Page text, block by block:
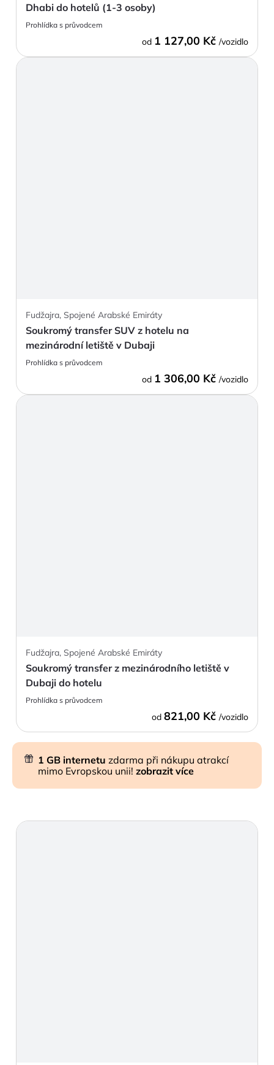
Dhabi do hotelů (1-3 osoby)
Prohlídka s průvodcem
od 1 127,00 Kč /vozidlo
Fudžajra, Spojené Arabské Emiráty
Soukromý transfer SUV z hotelu na
mezinárodní letiště v Dubaji
Prohlídka s průvodcem
od 1 306,00 Kč /vozidlo
Fudžajra, Spojené Arabské Emiráty
Soukromý transfer z mezinárodního letiště v
Dubaji do hotelu
Prohlídka s průvodcem
od 821,00 Kč /vozidlo
1 GB internetu zdarma při nákupu atrakcí
mimo Evropskou unii! zobrazit více